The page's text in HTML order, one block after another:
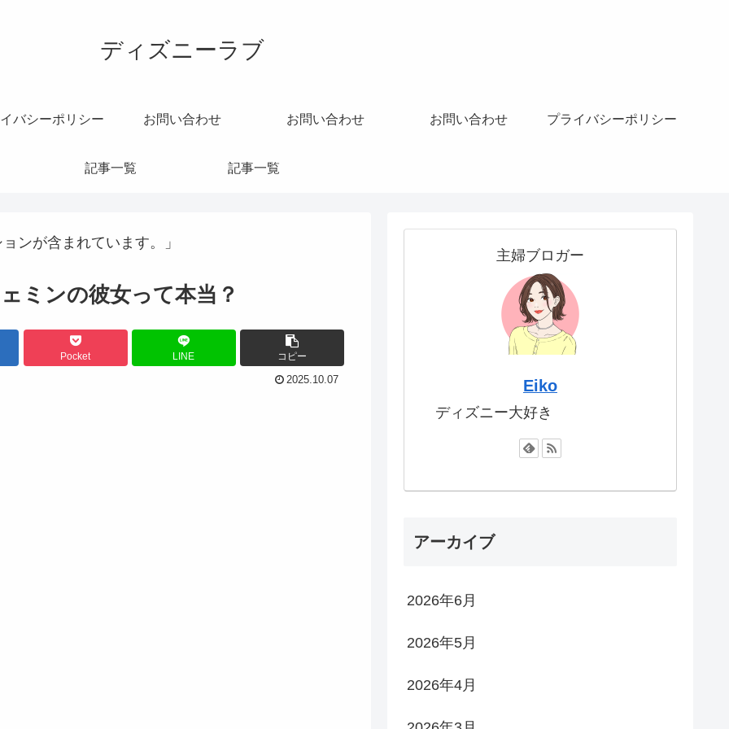
ディズニーラブ
バシーポリシー お問い合わせ お問い合わせ お問い合わせ プライバシーポリシー
記事一覧 記事一覧
ンが含まれています。」
ミンの彼女って本当？
Pocket LINE コピー
2025.10.07
主婦ブロガー
Eiko
ディズニー大好き
アーカイブ
2026年6月
2026年5月
2026年4月